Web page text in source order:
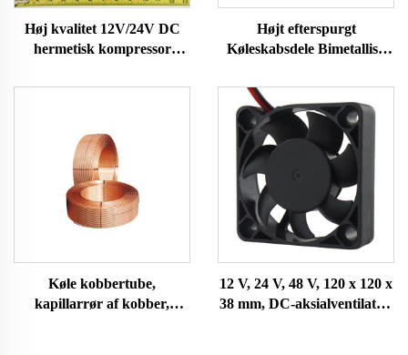
Høj kvalitet 12V/24V DC
hermetisk kompressor
køleskabe og fryser på
Højt efterspurgt
Køleskabsdele Bimetallisk
Reservestats til
frysningstermostat
Køle kobbertube,
kapillarrør af kobber,
12 V, 24 V, 48 V, 120 x 120 x
38 mm, DC-aksialventilator,